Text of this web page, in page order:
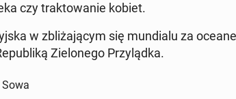
czy trak­to­wa­nie kobiet.
w zbli­ża­ją­cym się mun­dia­lu za
Zie­lo­ne­go Przy­ląd­ka.